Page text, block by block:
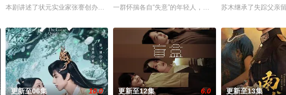
合举办的小型军事演习中，郭子剑因不满演习流于形式，假传指令要求真打实抗，虽引发哗然，
本剧讲述了状元实业家张謇创办大生企业，实业报国的故事。甲午战争后，国家蒙羞，张謇虽高
一群怀揣各自“失意”的年轻人，在沿海小城南安相遇相知
苏木继承了失踪父亲
更新至06集 10.0 更新至12集 6.0 更新至13集